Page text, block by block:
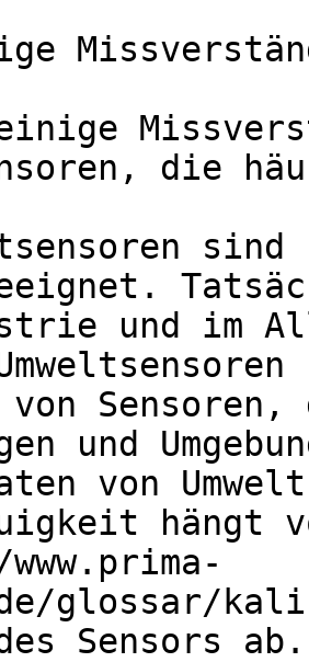
die
und im
und
von
hängt
glossar/
Sensors ab.